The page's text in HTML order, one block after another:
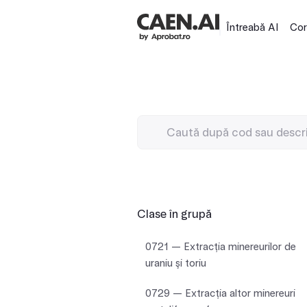
Întreabă AI
Clase în grupă
0721 — Extracţia minereurilor de
uraniu şi toriu
0729 — Extracţia altor minereuri